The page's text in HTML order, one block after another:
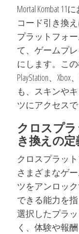
Mortal Kombat
コード引き換
プラットフォ
て、ゲームプ
にします。こ
PlayStation、
も、スキンや
ツにアクセスで
クロスプ
き換えの
クロスプラッ
さまざまなゲ
ツをアンロッ
できる能力を
選択したプラ
く、体験や報